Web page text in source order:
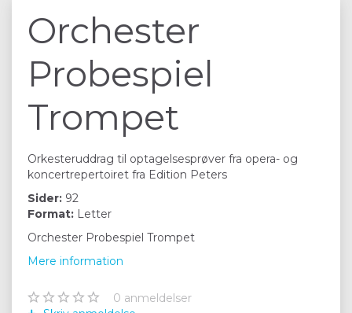
Orchester
Probespiel
Trompet
Orkesteruddrag til optagelsesprøver fra opera- og
koncertrepertoiret fra Edition Peters
Sider: 92
Format: Letter
Orchester Probespiel Trompet
Mere information
0 anmeldelser